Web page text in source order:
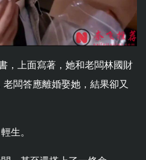
，上面寫著，她和老闆林國財
老闆答應離婚娶她，結果卻又
生。